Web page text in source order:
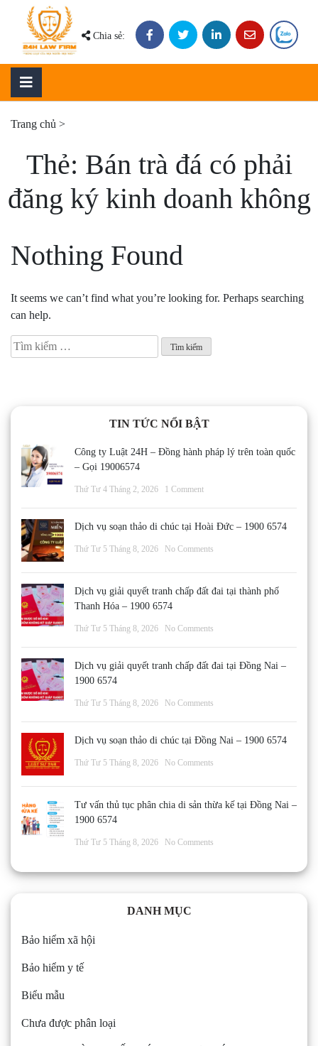
content
Chia sẻ:
Trang chủ >
Thẻ: Bán trà đá có phải
đăng ký kinh doanh không
Nothing Found
It seems we can’t find what you’re looking for. Perhaps searching
can help.
Tìm
kiếm
TIN TỨC NỔI BẬT
Công ty Luật 24H – Đồng hành pháp lý trên toàn quốc
– Gọi 19006574
Thứ Tư 4 Tháng 2, 2026 1 Comment
Dịch vụ soạn thảo di chúc tại Hoài Đức – 1900 6574
Thứ Tư 5 Tháng 8, 2026 No Comments
Dịch vụ giải quyết tranh chấp đất đai tại thành phố
Thanh Hóa – 1900 6574
Thứ Tư 5 Tháng 8, 2026 No Comments
Dịch vụ giải quyết tranh chấp đất đai tại Đồng Nai –
1900 6574
Thứ Tư 5 Tháng 8, 2026 No Comments
Dịch vụ soạn thảo di chúc tại Đồng Nai – 1900 6574
Thứ Tư 5 Tháng 8, 2026 No Comments
Tư vấn thủ tục phân chia di sản thừa kế tại Đồng Nai –
1900 6574
Thứ Tư 5 Tháng 8, 2026 No Comments
DANH MỤC
Bảo hiểm xã hội
Bảo hiểm y tế
Biểu mẫu
Chưa được phân loại